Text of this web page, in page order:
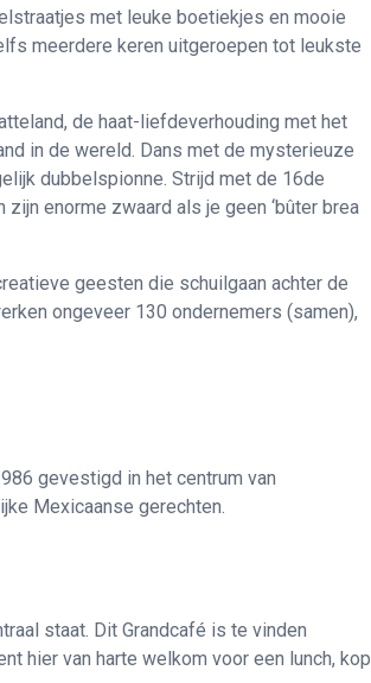
met leuke boetiekjes en mooie
meerdere keren uitgeroepen tot leukste
de haat-liefdeverhouding met het
in de wereld. Dans met de mysterieuze
dubbelspionne. Strijd met de 16de
enorme zwaard als je geen ‘bûter brea
geesten die schuilgaan achter de
ongeveer 130 ondernemers (samen),
gevestigd in het centrum van
Mexicaanse gerechten.
staat. Dit Grandcafé is te vinden
hier van harte welkom voor een lunch, kop